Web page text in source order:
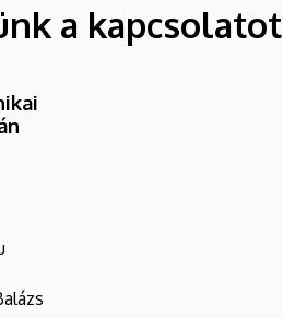
a kapcsolatot